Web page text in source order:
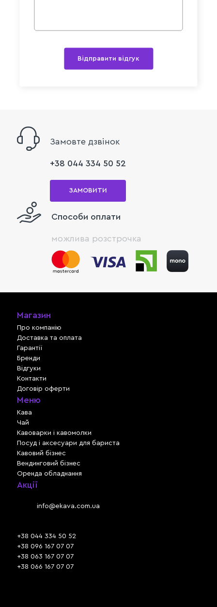
Відправити відгук
Замовте дзвінок
+38 044 334 50 52
ЗАМОВИТИ
Способи оплати
можлива розстрочка
Магазин
Про компанію
Доставка та оплата
Гарантії
Бренди
Відгуки
Контакти
Договір оферти
Меню
Кава
Чай
Кавоварки і кавомолки
Посуд і аксесуари для бариста
Кавовий бізнес
Вендинговий бізнес
Оренда обладнання
Акції
info@ekava.com.ua
+38 044 334 50 52
+38 096 167 07 07
+38 063 167 07 07
+38 066 167 07 07